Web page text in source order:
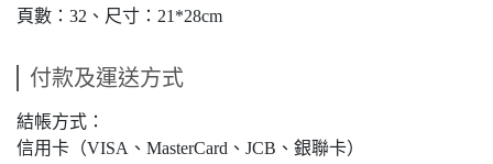
頁數：32、尺寸：21*28cm
付款及運送方式
結帳方式：
信用卡（VISA、MasterCard、JCB、銀聯卡）